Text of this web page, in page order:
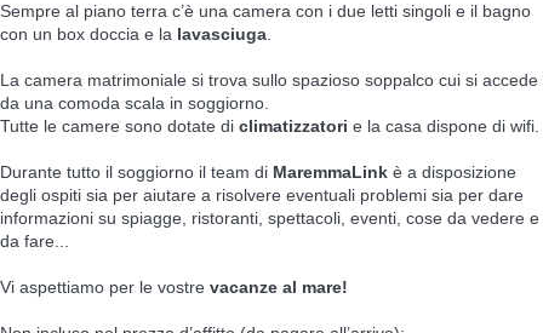
Sempre al piano terra c’è una camera con i due letti singoli e il bagno
con un box doccia e la lavasciuga.
La camera matrimoniale si trova sullo spazioso soppalco cui si accede
da una comoda scala in soggiorno.
Tutte le camere sono dotate di climatizzatori e la casa dispone di wifi.
Durante tutto il soggiorno il team di MaremmaLink è a disposizione
degli ospiti sia per aiutare a risolvere eventuali problemi sia per dare
informazioni su spiagge, ristoranti, spettacoli, eventi, cose da vedere e
da fare...
Vi aspettiamo per le vostre vacanze al mare!